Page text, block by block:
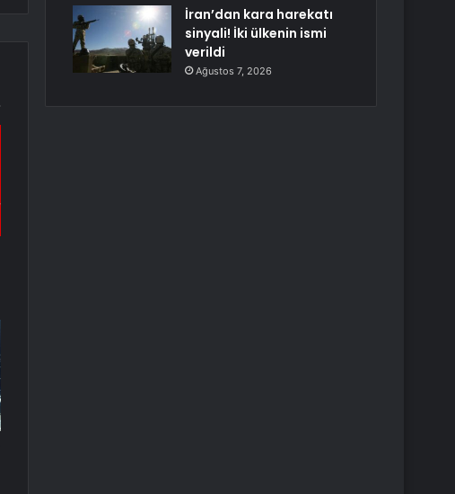
İran’dan kara harekatı
sinyali! İki ülkenin ismi
verildi
Ağustos 7, 2026